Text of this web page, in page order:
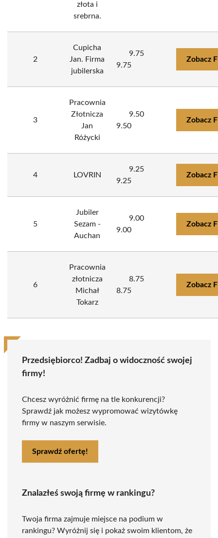
złota i
srebrna.
2
Cupicha
Jan. Firma
jubilerska
9.75
9.75
Zobacz
3
Pracownia
Złotnicza
Jan
Różycki
9.50
9.50
Zobacz
4 LOVRIN
9.25
9.25
Zobacz
5
Jubiler
Sezam -
Auchan
9.00
9.00
Zobacz
6
Pracownia
złotnicza
Michał
Tokarz
8.75
8.75
Zobacz
Przedsiębiorco! Zadbaj o widoczność swojej
firmy!
Chcesz wyróżnić firmę na tle konkurencji?
Sprawdź jak możesz wypromować wizytówkę
firmy w naszym serwisie.
Sprawdź ofertę!
Znalazłeś swoją firmę w rankingu?
Twoja firma zajmuje miejsce na podium w
rankingu? Wyróżnij się i pokaż swoim klientom, że